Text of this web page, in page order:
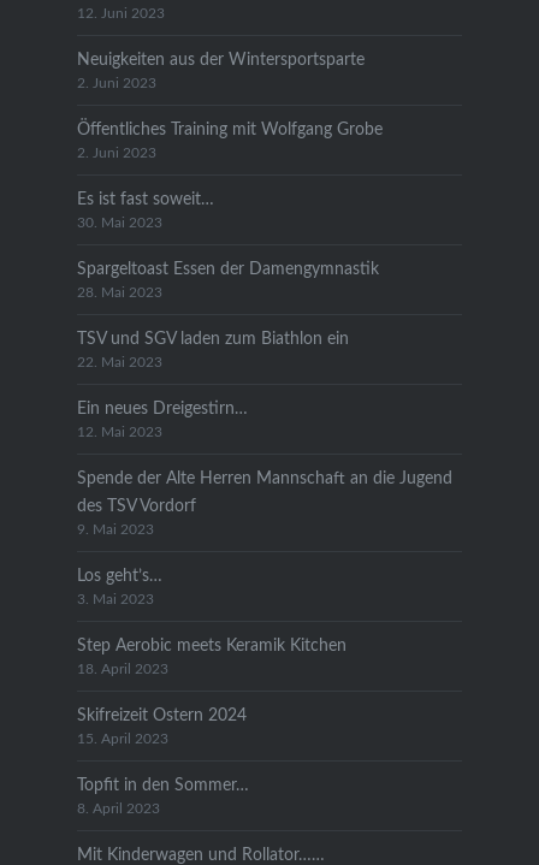
12. Juni 2023
Neuigkeiten aus der Wintersportsparte
2. Juni 2023
Öffentliches Training mit Wolfgang Grobe
2. Juni 2023
Es ist fast soweit…
30. Mai 2023
Spargeltoast Essen der Damengymnastik
28. Mai 2023
TSV und SGV laden zum Biathlon ein
22. Mai 2023
Ein neues Dreigestirn…
12. Mai 2023
Spende der Alte Herren Mannschaft an die Jugend
des TSV Vordorf
9. Mai 2023
Los geht’s…
3. Mai 2023
Step Aerobic meets Keramik Kitchen
18. April 2023
Skifreizeit Ostern 2024
15. April 2023
Topfit in den Sommer…
8. April 2023
Mit Kinderwagen und Rollator……